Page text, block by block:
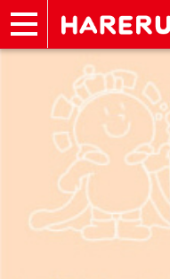
ショップ
デッキ検索
デッキ構築
選手一覧
店舗一覧
イベント
お問い合わせ